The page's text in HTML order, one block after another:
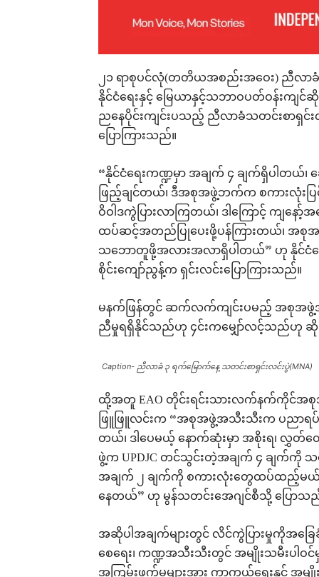
၂၁ ရာစုပင်လုံ(တတိယအစည်းအဝေး) ညီလာခံ
နိုင်ငံရေးနှင့် မြေယာနှင့်သဘာဝပတ်ဝန်းကျ
ညနေပိုင်းကျင်းပသည့် ညီလာခံသတင်းစာရှင်း
ပြောကြားသည်။
“နိုင်ငံရေးကဏ္ဍမှာ အချက် ၄ ချက်ရှိပါ
ဖြည့်ချင်တယ်၊ ဒီအစုအဖွဲ့ဘက်က စကားလုံးပြင်
ဝိဝါဒကွဲပြားလာကြတယ်၊ ဒါကြောင့် ကျ
ထပ်ဆင့်အတည်ပြုပေးဖို့ပန်ကြားတယ်၊ အစုအ
သဘောတူဖို့အလားအလာရှိပါတယ်” ဟု နိုင်ငံရ
စိုင်းကျော်ညွန့်က ရှင်းလင်းပြောကြားသည်။
မနက်ဖြန်တွင် ဆက်လက်ကျင်းပမည့် အစုအဖွဲ့
ညီမှုရရှိနိုင်သည်ဟု ၄င်းကမျှော်လင့်သည်ဟု
Caption- ညီလာခံ ၃ ရက်မြောက်နေ့ သတင်းစာရှင်းလင်းပွဲ(MNA)
ထို့အတူ EAO တိုင်းရင်းသားလက်နက်ကိုင်အစု
ဖြူဖြူလင်းက “အစုအဖွဲ့အသီးသီးက ပညာရပ်
တယ်၊ ဒါပေမယ့် နောက်ဆုံးမှာ အစိုးရ၊ လွှတ်
ဖွဲ့က UPDJC တင်သွင်းတဲ့အချက် ၄ ချ
အချက် ၂ ချက်ကို စကားလုံးတွေထပ်ထည့်မယ်
နေတယ်” ဟု မွန်သတင်းအေဂျင်စီသို့ ပြောသ
အဆိုပါအချက်များတွင် လိင်ကွဲပြားမှုကိုအခြ
စေရေး၊ ကဏ္ဍအသီးသီးတွင် အမျိုးသမီးပါဝင်မှု